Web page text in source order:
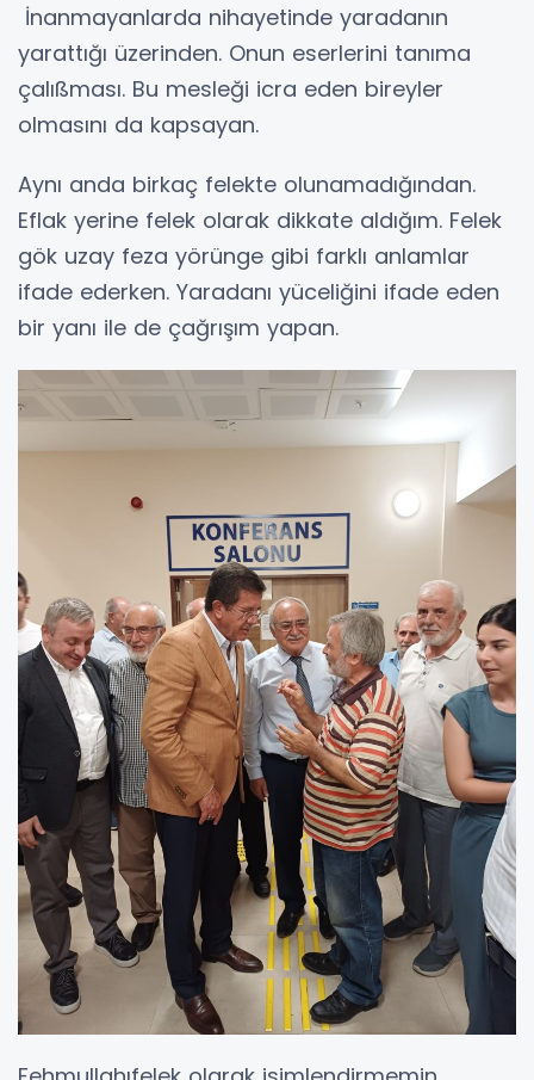
İnanmayanlarda nihayetinde yaradanın
yarattığı üzerinden. Onun eserlerini tanıma
çalıßması. Bu mesleği icra eden bireyler
olmasını da kapsayan.
Aynı anda birkaç felekte olunamadığından.
Eflak yerine felek olarak dikkate aldığım. Felek
gök uzay feza yörünge gibi farklı anlamlar
ifade ederken. Yaradanı yüceliğini ifade eden
bir yanı ile de çağrışım yapan.